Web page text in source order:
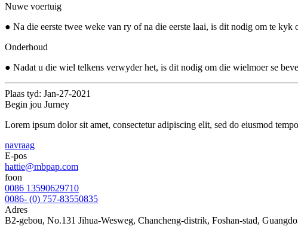
Nuwe voertuig
● Na die eerste twee weke van ry of na die eerste laai, is dit nodig om te
Onderhoud
● Nadat u die wiel telkens verwyder het, is dit nodig om die wielmoer se
Plaas tyd: Jan-27-2021
Begin jou Jurney
Lorem ipsum dolor sit amet, consectetur adipiscing elit, sed do eiusmod
navraag
E-pos
hattie@mbpap.com
foon
0086 13590629710
0086- (0) 757-83550835
Adres
B2-gebou, No.131 Jihua-Wesweg, Chancheng-distrik, Foshan-stad,